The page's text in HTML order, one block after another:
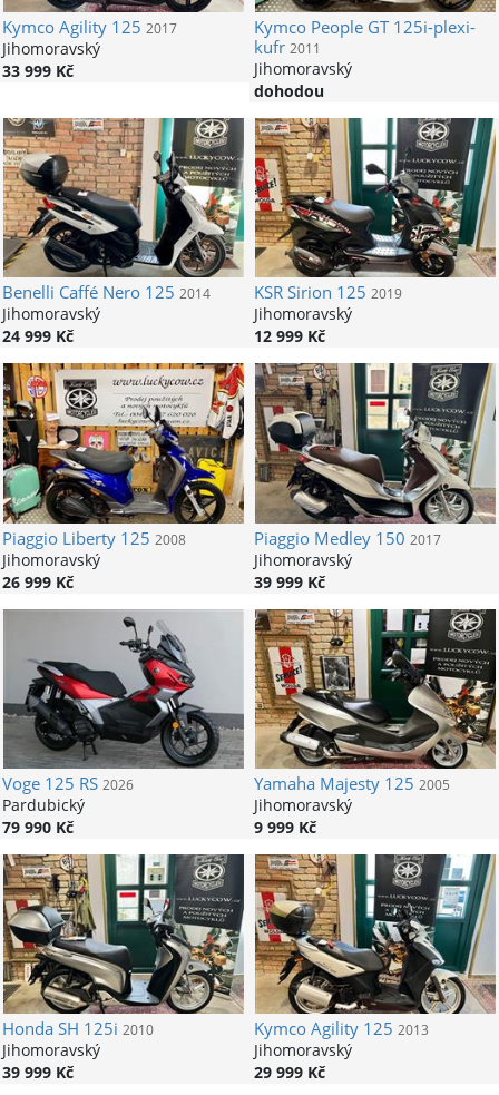
KymcoAgility 125 2017
Jihomoravský
33 999 Kč
KymcoPeople GT 125i-plexi-
kufr 2011
Jihomoravský
dohodou
Benelli Caffé Nero 125 2014
Jihomoravský
24 999 Kč
KSRSirion 125 2019
Jihomoravský
12 999 Kč
PiaggioLiberty 125 2008
Jihomoravský
26 999 Kč
PiaggioMedley 150 2017
Jihomoravský
39 999 Kč
Voge125 RS 2026
Pardubický
79 990 Kč
YamahaMajesty 125 2005
Jihomoravský
9 999 Kč
HondaSH 125i 2010
Jihomoravský
39 999 Kč
KymcoAgility 125 2013
Jihomoravský
29 999 Kč